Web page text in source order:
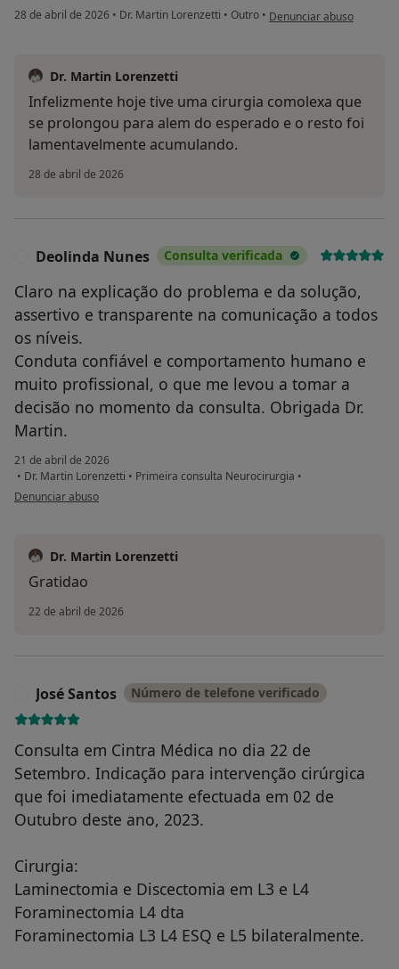
28 de abril de 2026 • Dr. Martin Lorenzetti • Outro • na opinião do utilizador
Denunciar abuso
Dr. Martin Lorenzetti
Infelizmente hoje tive uma cirurgia comolexa que
se prolongou para alem do esperado e o resto foi
lamentavelmente acumulando.
28 de abril de 2026
Deolinda Nunes Consulta verificada
Claro na explicação do problema e da solução,
assertivo e transparente na comunicação a todos
os níveis.
Conduta confiável e comportamento humano e
muito profissional, o que me levou a tomar a
decisão no momento da consulta. Obrigada Dr.
Martin.
21 de abril de 2026
• Dr. Martin Lorenzetti • Primeira consulta Neurocirurgia •
na opinião do utilizador Deolinda Nunes
Denunciar abuso
Dr. Martin Lorenzetti
Gratidao
22 de abril de 2026
José Santos Número de telefone verificado
Consulta em Cintra Médica no dia 22 de
Setembro. Indicação para intervenção cirúrgica
que foi imediatamente efectuada em 02 de
Outubro deste ano, 2023.
Cirurgia:
Laminectomia e Discectomia em L3 e L4
Foraminectomia L4 dta
Foraminectomia L3 L4 ESQ e L5 bilateralmente.